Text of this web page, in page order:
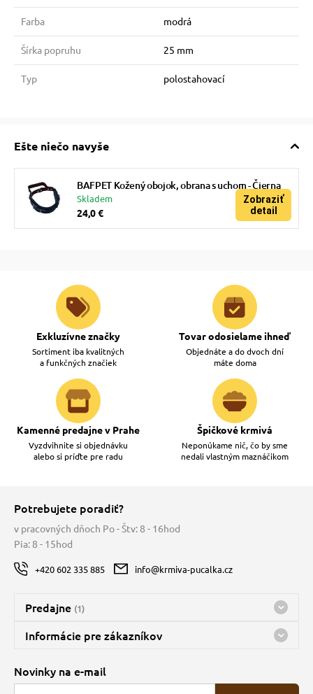
Farba modrá
Šírka popruhu 25 mm
Typ polostahovací
Ešte niečo navyše
BAFPET Kožený obojok, obrana s uchom - Čierna
Skladem
24,0 €
Zobraziť
detail
Exkluzívne značky
Sortiment iba kvalitných
a funkčných značiek
Tovar odosielame ihneď
Objednáte a do dvoch dní
máte doma
Kamenné predajne v Prahe
Vyzdvihnite si objednávku
alebo si príďte pre radu
Špičkové krmivá
Neponúkame nič, čo by sme
nedali vlastným maznáčikom
Potrebujete poradiť?
v pracovných dňoch Po - Štv: 8 - 16hod
Pia: 8 - 15hod
+420 602 335 885 info@krmiva-pucalka.cz
Predajne (1)
Predajňa a sklad Kbely
Bohužiaľ, momentálne máme zatvorené
Informácie pre zákazníkov
O spoločnosti
Novinky na e-mail